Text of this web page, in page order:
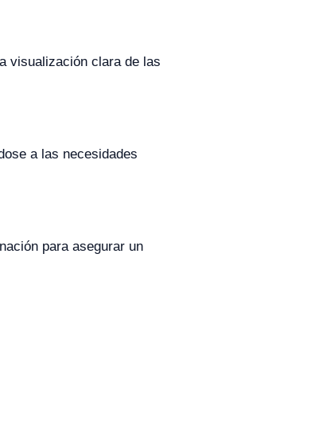
visualización clara de las
a las necesidades
para asegurar un